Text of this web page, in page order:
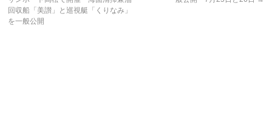
回収船「美讃」と巡視艇「くりなみ」
を一般公開